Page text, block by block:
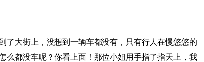
了大街上，没想到一辆车都没有，只有行人在慢悠悠的
么都没车呢？你看上面！那位小姐用手指了指天上，我